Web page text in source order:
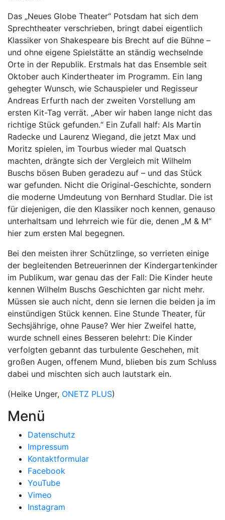
Das „Neues Globe Theater“ Potsdam hat sich dem
Sprechtheater verschrieben, bringt dabei eigentlich
Klassiker von Shakespeare bis Brecht auf die Bühne –
und ohne eigene Spielstätte an ständig wechselnde
Orte in der Republik. Erstmals hat das Ensemble seit
Oktober auch Kindertheater im Programm. Ein lang
gehegter Wunsch, wie Schauspieler und Regisseur
Andreas Erfurth nach der zweiten Vorstellung am
ersten Kit-Tag verrät. „Aber wir haben lange nicht das
richtige Stück gefunden.“ Ein Zufall half: Als Martin
Radecke und Laurenz Wiegand, die jetzt Max und
Moritz spielen, im Tourbus wieder mal Quatsch
machten, drängte sich der Vergleich mit Wilhelm
Buschs bösen Buben geradezu auf – und das Stück
war gefunden. Nicht die Original-Geschichte, sondern
die moderne Umdeutung von Bernhard Studlar. Die ist
für diejenigen, die den Klassiker noch kennen, genauso
unterhaltsam und lehrreich wie für die, denen „M & M“
hier zum ersten Mal begegnen.
Bei den meisten ihrer Schützlinge, so verrieten einige
der begleitenden Betreuerinnen der Kindergartenkinder
im Publikum, war genau das der Fall: Die Kinder heute
kennen Wilhelm Buschs Geschichten gar nicht mehr.
Müssen sie auch nicht, denn sie lernen die beiden ja im
einstündigen Stück kennen. Eine Stunde Theater, für
Sechsjährige, ohne Pause? Wer hier Zweifel hatte,
wurde schnell eines Besseren belehrt: Die Kinder
verfolgten gebannt das turbulente Geschehen, mit
großen Augen, offenem Mund, blieben bis zum Schluss
dabei und mischten sich auch lautstark ein.
(Heike Unger, ONETZ PLUS)
Menü
Datenschutz
Impressum
Kontaktformular
Facebook
YouTube
Vimeo
Instagram